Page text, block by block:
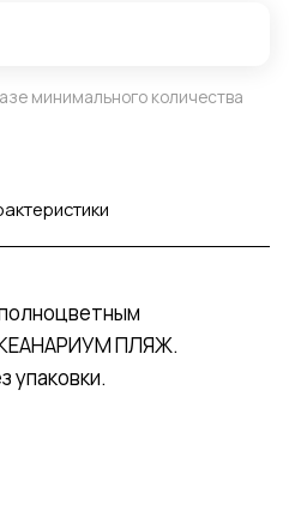
минимального количества
ПЛЯЖ.
упаковки.